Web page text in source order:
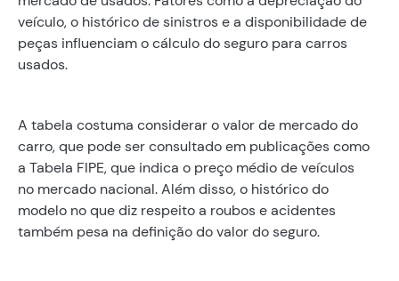
veículo, o histórico de sinistros e a disponibilidade de
peças influenciam o cálculo do seguro para carros
usados.
A tabela costuma considerar o valor de mercado do
carro, que pode ser consultado em publicações como
a Tabela FIPE, que indica o preço médio de veículos
no mercado nacional. Além disso, o histórico do
modelo no que diz respeito a roubos e acidentes
também pesa na definição do valor do seguro.